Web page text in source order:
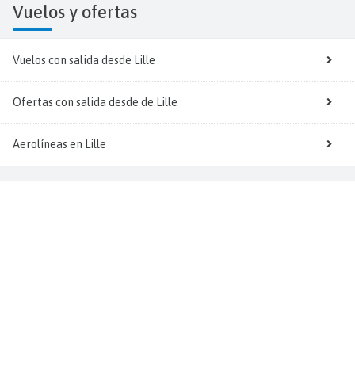
Vuelos y ofertas
Vuelos con salida desde Lille
Ofertas con salida desde de Lille
Aerolíneas en Lille